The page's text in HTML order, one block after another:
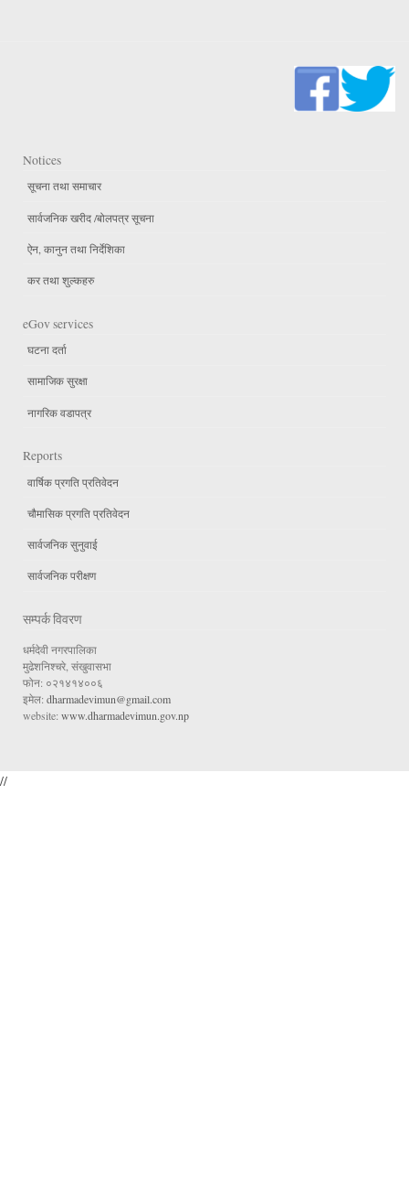
Notices
सूचना तथा समाचार
सार्वजनिक खरीद /बोलपत्र सूचना
ऐन, कानुन तथा निर्देशिका
कर तथा शुल्कहरु
eGov services
घटना दर्ता
सामाजिक सुरक्षा
नागरिक वडापत्र
Reports
वार्षिक प्रगति प्रतिवेदन
चौमासिक प्रगति प्रतिवेदन
सार्वजनिक सुनुवाई
सार्वजनिक परीक्षण
सम्पर्क विवरण
धर्मदेवी नगरपालिका
मुढेशनिश्चरे, संखुवासभा
फोन: ०२१४१४००६
इमेल: dharmadevimun@gmail.com
website: www.dharmadevimun.gov.np
//